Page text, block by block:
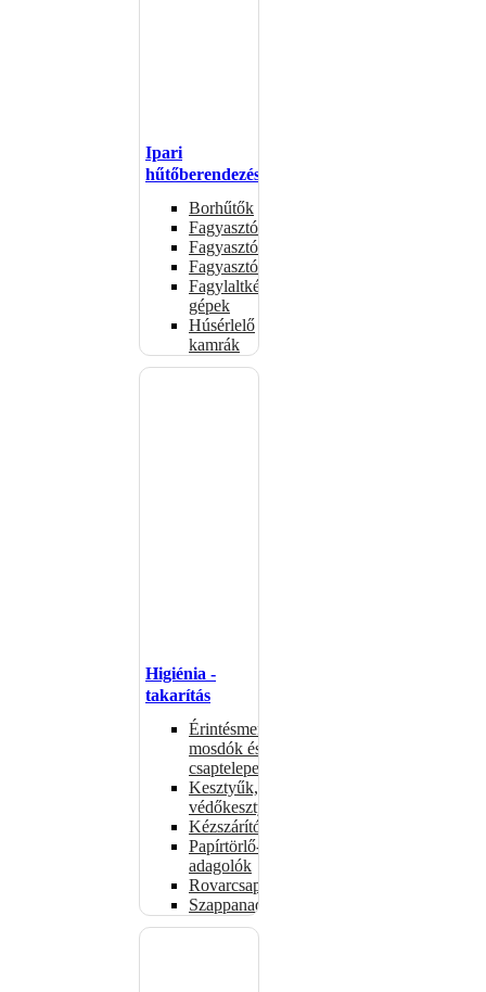
Ipari
hűtőberendezések
Borhűtők
Fagyasztóasztalok
Fagyasztóládák
Fagyasztószekrények
Fagylaltkészítő
gépek
Húsérlelő
kamrák
Higiénia -
takarítás
Érintésmentes
mosdók és
csaptelepek
Kesztyűk,
védőkesztyűk
Kézszárítók
Papírtörlő-
adagolók
Rovarcsapdák
Szappanadagolók